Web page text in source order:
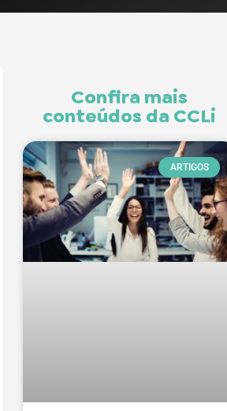
Confira mais
conteúdos da CCLi
ARTIGOS